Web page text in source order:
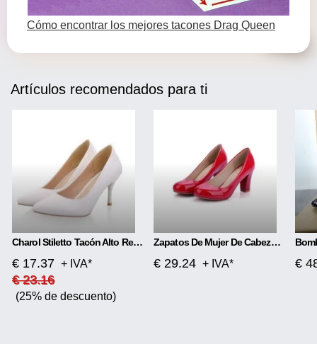
Cómo encontrar los mejores tacones Drag Queen
Artículos recomendados para ti
Charol Stiletto Tacón Alto Red Rojo Tacón Alto
€ 17.37 + IVA*
€ 23.16
(25% de descuento)
Zapatos De Mujer De Cabeza Redonda De Tacón Alto De Moda
€ 29.24 + IVA* €